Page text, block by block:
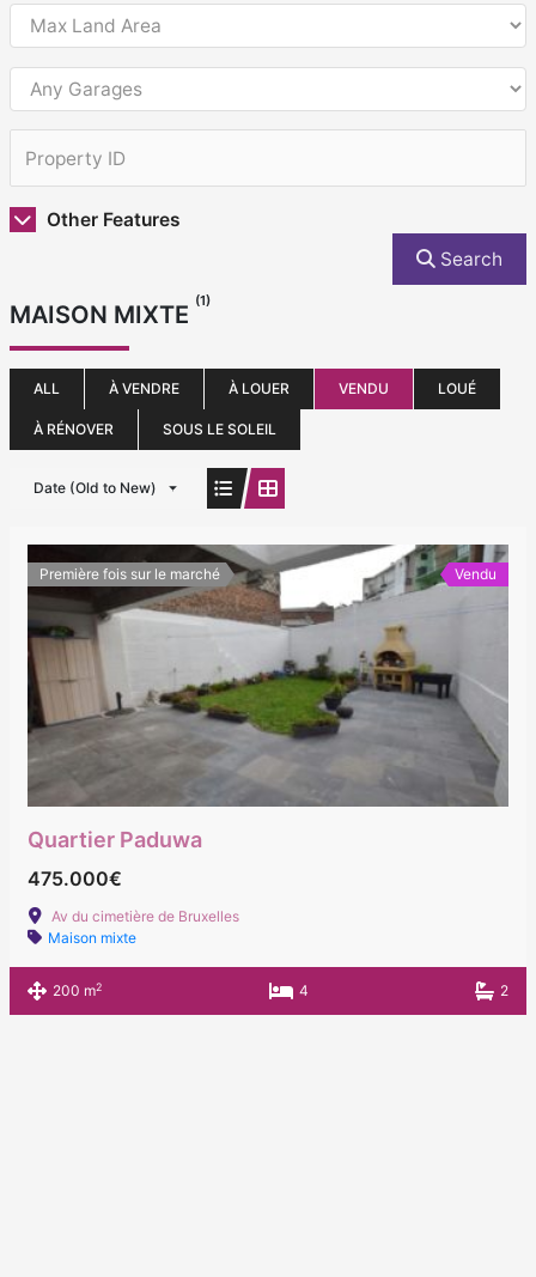
Other Features
Search
MAISON MIXTE (1)
ALL À VENDRE À LOUER VENDU LOUÉ
À RÉNOVER SOUS LE SOLEIL
Date (Old to New)
Première fois sur le marché Vendu
Quartier Paduwa
475.000€
Av du cimetière de Bruxelles
Maison mixte
200 m2 4 2